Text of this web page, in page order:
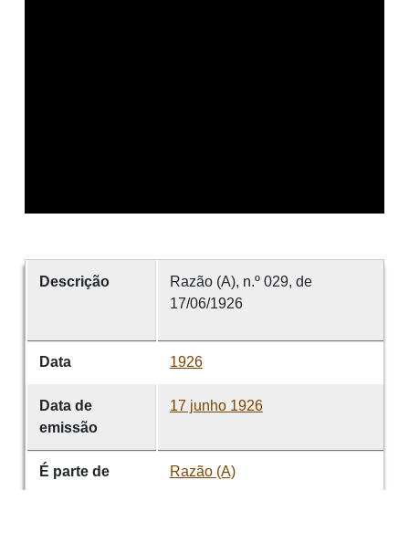
Descrição
Razão (A), n.º 029, de
17/06/1926
Data 1926
Data de
emissão
17 junho 1926
É parte de Razão (A)